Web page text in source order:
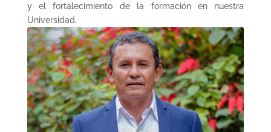
y el fortalecimiento de la formación en nuestra
Universidad.